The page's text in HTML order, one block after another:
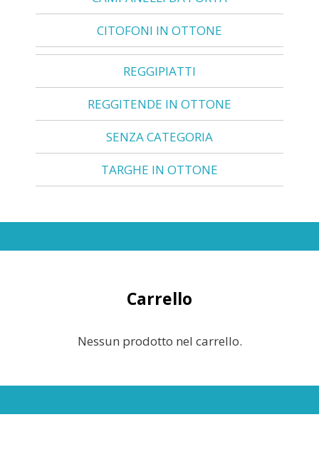
CITOFONI IN OTTONE
REGGIPIATTI
REGGITENDE IN OTTONE
SENZA CATEGORIA
TARGHE IN OTTONE
Carrello
Nessun prodotto nel carrello.